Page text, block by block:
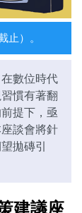
止）。
數位時代
慣有著翻
提下，亟
談會將針
拋磚引
建議座